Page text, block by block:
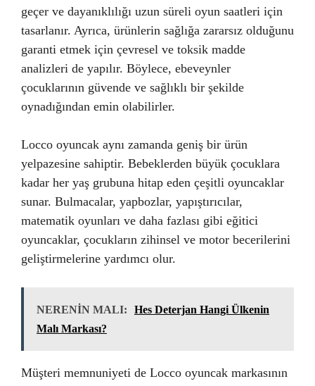
geçer ve dayanıklılığı uzun süreli oyun saatleri için
tasarlanır. Ayrıca, ürünlerin sağlığa zararsız olduğunu
garanti etmek için çevresel ve toksik madde
analizleri de yapılır. Böylece, ebeveynler
çocuklarının güvende ve sağlıklı bir şekilde
oynadığından emin olabilirler.
Locco oyuncak aynı zamanda geniş bir ürün
yelpazesine sahiptir. Bebeklerden büyük çocuklara
kadar her yaş grubuna hitap eden çeşitli oyuncaklar
sunar. Bulmacalar, yapbozlar, yapıştırıcılar,
matematik oyunları ve daha fazlası gibi eğitici
oyuncaklar, çocukların zihinsel ve motor becerilerini
geliştirmelerine yardımcı olur.
NERENİN MALI:
Hes Deterjan Hangi Ülkenin
Malı Markası?
Müşteri memnuniyeti de Locco oyuncak markasının